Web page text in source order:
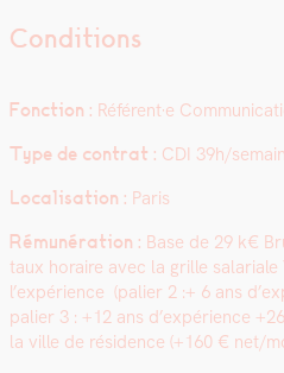
Conditions
Fonc­tion : Référent·e
Type de con­trat : CDI 39h/
Local­i­sa­tion : Paris
Rémunéra­tion : Base de 29 k€
taux horaire avec la grille
l’expérience (palier 2 :+ 6 ans
palier 3 : +12 ans d’expérience
la ville de rési­dence (+160 € net/